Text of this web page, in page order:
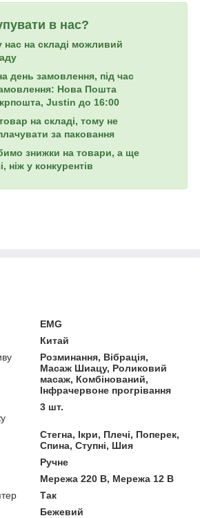
в нас?
нас на складі можливий
день замовлення, під час
Нова Пошта
Justin до 16:00
на складі, тому не
за паковання
знижки на товари, а ще
ніж у конкурентів
EMG
Китай
Розминання, Вібрація,
Масаж Шиацу, Роликовий
масаж, Комбінований,
Інфрачервоне прогрівання
3 шт.
Стегна, Ікри, Плечі, Поперек,
Спина, Ступні, Шия
Ручне
Мережа 220 В, Мережа 12 В
Так
Бежевий